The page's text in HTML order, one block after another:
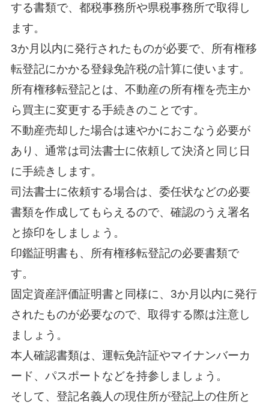
する書類で、都税事務所や県税事務所で取得し
ます。
3か月以内に発行されたものが必要で、所有権移
転登記にかかる登録免許税の計算に使います。
所有権移転登記とは、不動産の所有権を売主か
ら買主に変更する手続きのことです。
不動産売却した場合は速やかにおこなう必要が
あり、通常は司法書士に依頼して決済と同じ日
に手続きします。
司法書士に依頼する場合は、委任状などの必要
書類を作成してもらえるので、確認のうえ署名
と捺印をしましょう。
印鑑証明書も、所有権移転登記の必要書類で
す。
固定資産評価証明書と同様に、3か月以内に発行
されたものが必要なので、取得する際は注意し
ましょう。
本人確認書類は、運転免許証やマイナンバーカ
ード、パスポートなどを持参しましょう。
そして、登記名義人の現住所が登記上の住所と